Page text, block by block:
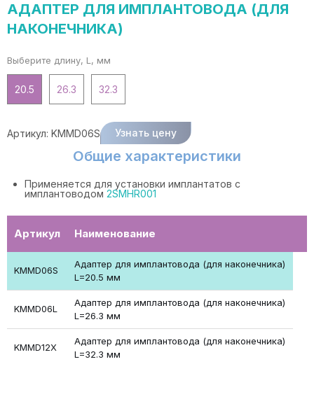
АДАПТЕР ДЛЯ ИМПЛАНТОВОДА (ДЛЯ
НАКОНЕЧНИКА)
Выберите длину, L, мм
20.5 26.3 32.3
Артикул: KMMD06S Узнать цену
Общие характеристики
Применяется для установки имплантатов с
имплантоводом 2SMHR001
Артикул Наименование
KMMD06S
Адаптер для имплантовода (для наконечника)
L=20.5 мм
KMMD06L
Адаптер для имплантовода (для наконечника)
L=26.3 мм
KMMD12X
Адаптер для имплантовода (для наконечника)
L=32.3 мм